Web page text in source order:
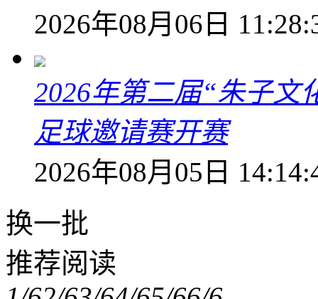
2026年08月06日
2026年第二届“朱子文
足球邀请赛开赛
2026年08月05日
换一批
推荐阅读